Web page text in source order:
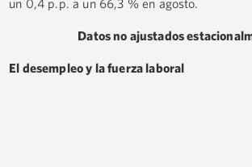
un 0,4 p.p. a un 66,3 % en agosto.
Datos no ajustados
El desempleo y la fuerza laboral